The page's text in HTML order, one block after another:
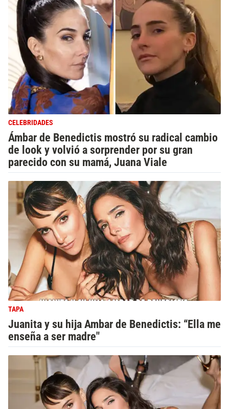
CELEBRIDADES
Ámbar de Benedictis mostró su radical cambio
de look y volvió a sorprender por su gran
parecido con su mamá, Juana Viale
TAPA
Juanita y su hija Ambar de Benedictis: “Ella me
enseña a ser madre"